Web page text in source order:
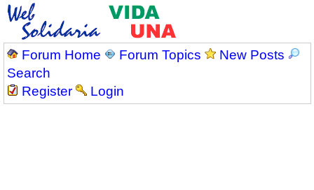
Forum Home Forum Topics
New Posts
Search
Register
Login